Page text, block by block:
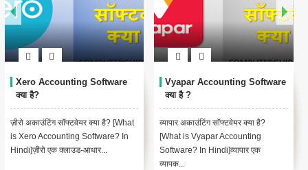
Xero Accounting Software
क्या है?
ज़ीरो अकाउंटिंग सॉफ्टवेयर क्या है? [What
is Xero Accounting Software? In
Hindi]ज़ीरो एक क्लाउड-आधार...
Vyapar Accounting Software
क्या है ?
व्यापार अकाउंटिंग सॉफ्टवेयर क्या है?
[What is Vyapar Accounting
Software? In Hindi]व्यापार एक
व्यापक...